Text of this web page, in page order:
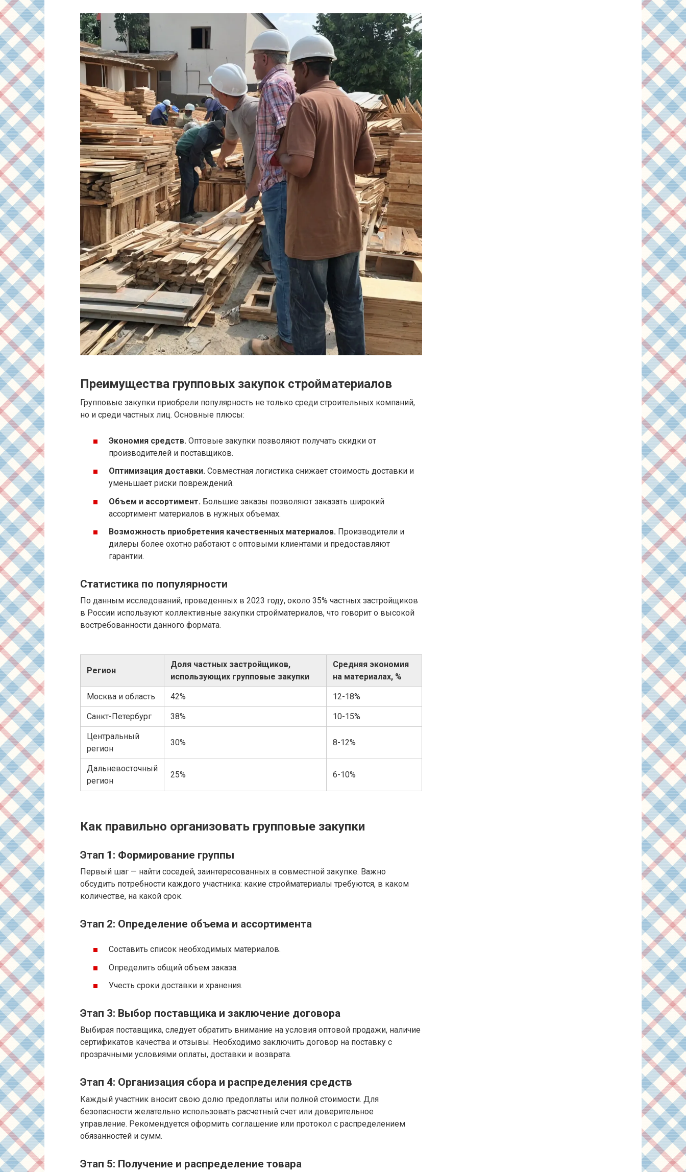
Преимущества групповых закупок стройматериалов
Групповые закупки приобрели популярность не только среди строительных компаний,
но и среди частных лиц. Основные плюсы:
Экономия средств. Оптовые закупки позволяют получать скидки от
производителей и поставщиков.
Оптимизация доставки. Совместная логистика снижает стоимость доставки и
уменьшает риски повреждений.
Объем и ассортимент. Большие заказы позволяют заказать широкий
ассортимент материалов в нужных объемах.
Возможность приобретения качественных материалов. Производители и
дилеры более охотно работают с оптовыми клиентами и предоставляют
гарантии.
Статистика по популярности
По данным исследований, проведенных в 2023 году, около 35% частных застройщиков
в России используют коллективные закупки стройматериалов, что говорит о высокой
востребованности данного формата.
Регион
Доля частных застройщиков,
использующих групповые закупки
Средняя экономия
на материалах, %
Москва и область 42% 12-18%
Санкт-Петербург 38% 10-15%
Центральный
регион
30% 8-12%
Дальневосточный
регион
25% 6-10%
Как правильно организовать групповые закупки
Этап 1: Формирование группы
Первый шаг — найти соседей, заинтересованных в совместной закупке. Важно
обсудить потребности каждого участника: какие стройматериалы требуются, в каком
количестве, на какой срок.
Этап 2: Определение объема и ассортимента
Составить список необходимых материалов.
Определить общий объем заказа.
Учесть сроки доставки и хранения.
Этап 3: Выбор поставщика и заключение договора
Выбирая поставщика, следует обратить внимание на условия оптовой продажи, наличие
сертификатов качества и отзывы. Необходимо заключить договор на поставку с
прозрачными условиями оплаты, доставки и возврата.
Этап 4: Организация сбора и распределения средств
Каждый участник вносит свою долю предоплаты или полной стоимости. Для
безопасности желательно использовать расчетный счет или доверительное
управление. Рекомендуется оформить соглашение или протокол с распределением
обязанностей и сумм.
Этап 5: Получение и распределение товара